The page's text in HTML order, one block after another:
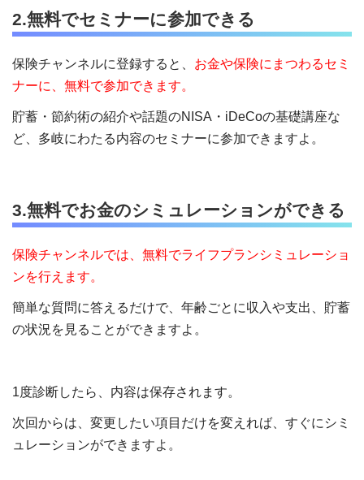
2.無料でセミナーに参加できる
保険チャンネルに登録すると、 お金や保険にまつわるセミ
ナーに、無料で参加できます。
貯蓄・節約術の紹介や話題のNISA・iDeCoの基礎講座な
ど、多岐にわたる内容のセミナーに参加できますよ。
3.無料でお金のシミュレーションができる
保険チャンネルでは、無料でライフプランシミュレーショ
ンを行えます。
簡単な質問に答えるだけで、年齢ごとに収入や支出、貯蓄
の状況を見ることができますよ。
1度診断したら、内容は保存されます。
次回からは、変更したい項目だけを変えれば、すぐにシミ
ュレーションができますよ。